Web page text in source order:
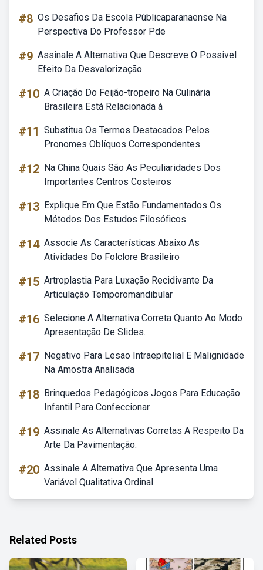
#8 Os Desafios Da Escola Públicaparanaense Na
Perspectiva Do Professor Pde
#9 Assinale A Alternativa Que Descreve O Possivel
Efeito Da Desvalorização
#10 A Criação Do Feijão-tropeiro Na Culinária
Brasileira Está Relacionada à
#11 Substitua Os Termos Destacados Pelos
Pronomes Oblíquos Correspondentes
#12 Na China Quais São As Peculiaridades Dos
Importantes Centros Costeiros
#13 Explique Em Que Estão Fundamentados Os
Métodos Dos Estudos Filosóficos
#14 Associe As Características Abaixo As
Atividades Do Folclore Brasileiro
#15 Artroplastia Para Luxação Recidivante Da
Articulação Temporomandibular
#16 Selecione A Alternativa Correta Quanto Ao Modo
Apresentação De Slides.
#17 Negativo Para Lesao Intraepitelial E Malignidade
Na Amostra Analisada
#18 Brinquedos Pedagógicos Jogos Para Educação
Infantil Para Confeccionar
#19 Assinale As Alternativas Corretas A Respeito Da
Arte Da Pavimentação:
#20 Assinale A Alternativa Que Apresenta Uma
Variável Qualitativa Ordinal
Related Posts